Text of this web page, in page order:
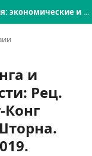
Мониторинг общественного мнения: экономические и социальные перемены
и
Рец.
Конг